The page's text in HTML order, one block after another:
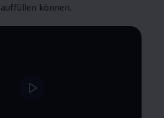
auffüllen können.